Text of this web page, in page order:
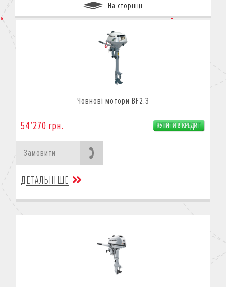
На сторінці
Човнові мотори BF2.3
54’270 грн.
Замовити
ДЕТАЛЬНІШЕ